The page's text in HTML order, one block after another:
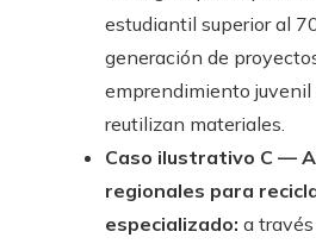
estudiantil superior al
generación de
emprendimiento juvenil
reutilizan materiales.
Caso ilustrativo C —
regionales para
especializado: a